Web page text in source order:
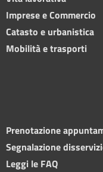
Imprese e Commercio
Catasto e urbanistica
Mobilità e trasporti
Prenotazione
Segnalazione
Leggi le FAQ